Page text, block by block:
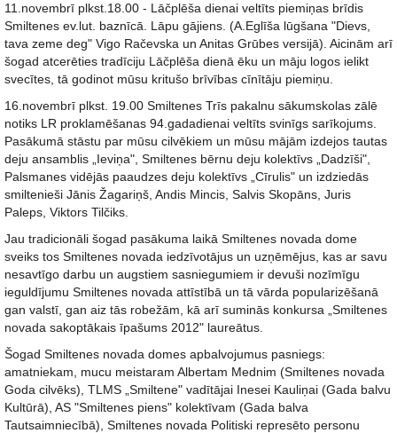
11.novembrī plkst.18.00 - Lāčplēša dienai veltīts piemiņas brīdis
Smiltenes ev.lut. baznīcā. Lāpu gājiens. (A.Eglīša lūgšana "Dievs,
tava zeme deg" Vigo Račevska un Anitas Grūbes versijā). Aicinām arī
šogad atcerēties tradīciju Lāčplēša dienā ēku un māju logos ielikt
svecītes, tā godinot mūsu kritušo brīvības cīnītāju piemiņu.
16.novembrī plkst. 19.00 Smiltenes Trīs pakalnu sākumskolas zālē
notiks LR proklamēšanas 94.gadadienai veltīts svinīgs sarīkojums.
Pasākumā stāstu par mūsu cilvēkiem un mūsu mājām izdejos tautas
deju ansamblis „Ieviņa", Smiltenes bērnu deju kolektīvs „Dadzīši",
Palsmanes vidējās paaudzes deju kolektīvs „Cīrulis" un izdziedās
smiltenieši Jānis Žagariņš, Andis Mincis, Salvis Skopāns, Juris
Paleps, Viktors Tilčiks.
Jau tradicionāli šogad pasākuma laikā Smiltenes novada dome
sveiks tos Smiltenes novada iedzīvotājus un uzņēmējus, kas ar savu
nesavtīgo darbu un augstiem sasniegumiem ir devuši nozīmīgu
ieguldījumu Smiltenes novada attīstībā un tā vārda popularizēšanā
gan valstī, gan aiz tās robežām, kā arī suminās konkursa „Smiltenes
novada sakoptākais īpašums 2012" laureātus.
Šogad Smiltenes novada domes apbalvojumus pasniegs:
amatniekam, mucu meistaram Albertam Mednim (Smiltenes novada
Goda cilvēks), TLMS „Smiltene" vadītājai Inesei Kauliņai (Gada balvu
Kultūrā), AS "Smiltenes piens" kolektīvam (Gada balva
Tautsaimniecībā), Smiltenes novada Politiski represēto personu